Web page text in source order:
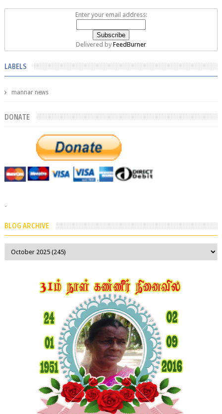
Enter your email address:
Delivered by FeedBurner
LABELS
mannar news
DONATE
-
BLOG ARCHIVE